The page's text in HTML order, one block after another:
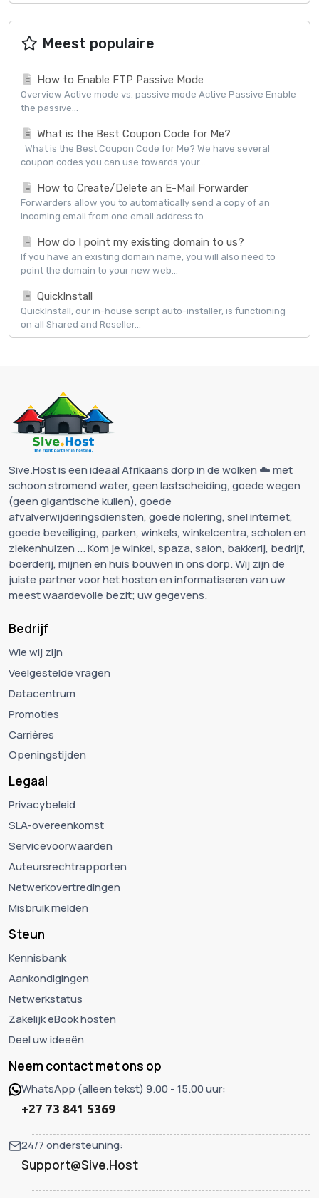
Meest populaire
How to Enable FTP Passive Mode
Overview Active mode vs. passive mode Active Passive Enable
the passive...
What is the Best Coupon Code for Me?
What is the Best Coupon Code for Me? We have several
coupon codes you can use towards your...
How to Create/Delete an E-Mail Forwarder
Forwarders allow you to automatically send a copy of an
incoming email from one email address to...
How do I point my existing domain to us?
If you have an existing domain name, you will also need to
point the domain to your new web...
QuickInstall
QuickInstall, our in-house script auto-installer, is functioning
on all Shared and Reseller...
Sive.Host is een ideaal Afrikaans dorp in de wolken ☁️ met
schoon stromend water, geen lastscheiding, goede wegen
(geen gigantische kuilen), goede
afvalverwijderingsdiensten, goede riolering, snel internet,
goede beveiliging, parken, winkels, winkelcentra, scholen en
ziekenhuizen ... Kom je winkel, spaza, salon, bakkerij, bedrijf,
boerderij, mijnen en huis bouwen in ons dorp. Wij zijn de
juiste partner voor het hosten en informatiseren van uw
meest waardevolle bezit; uw gegevens.
Bedrijf
Wie wij zijn
Veelgestelde vragen
Datacentrum
Promoties
Carrières
Openingstijden
Legaal
Privacybeleid
SLA-overeenkomst
Servicevoorwaarden
Auteursrechtrapporten
Netwerkovertredingen
Misbruik melden
Steun
Kennisbank
Aankondigingen
Netwerkstatus
Zakelijk eBook hosten
Deel uw ideeën
Neem contact met ons op
WhatsApp (alleen tekst) 9.00 - 15.00 uur:
+27 73 841 5369
24/7 ondersteuning:
Support@Sive.Host